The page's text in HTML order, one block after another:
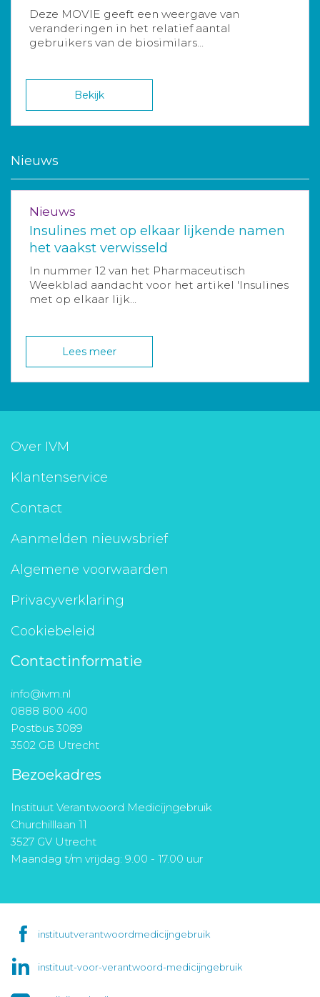
Deze MOVIE geeft een weergave van
veranderingen in het relatief aantal
gebruikers van de biosimilars...
Bekijk
Nieuws
Nieuws
Insulines met op elkaar lijkende namen
het vaakst verwisseld
In nummer 12 van het Pharmaceutisch
Weekblad aandacht voor het artikel 'Insulines
met op elkaar lijk...
Lees meer
Over IVM
Klantenservice
Contact
Aanmelden nieuwsbrief
Algemene voorwaarden
Privacyverklaring
Cookiebeleid
Contactinformatie
info@ivm.nl
0888 800 400
Postbus 3089
3502 GB Utrecht
Bezoekadres
Instituut Verantwoord Medicijngebruik
Churchilllaan 11
3527 GV Utrecht
Maandag t/m vrijdag: 9.00 - 17.00 uur
instituutverantwoordmedicijngebruik
instituut-voor-verantwoord-medicijngebruik